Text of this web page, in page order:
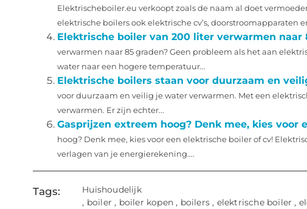
Elektrischeboiler.eu verkoopt zoals de naam al doet
elektrische boilers ook elektrische cv’s, doorstroomapparaten
Elektrische boiler van 200 liter verwarmen naar
verwarmen naar 85 graden? Geen probleem als het aan
water naar een hogere temperatuur...
Elektrische boilers staan voor duurzaam en
voor duurzaam en veilig je water verwarmen. Met een
verwarmen. Er zijn echter...
Gasprijzen extreem hoog? Denk mee, kies voor
hoog? Denk mee, kies voor een elektrische boiler of cv!
verlagen van je energierekening....
Tags:
Huishoudelijk
, boiler , boiler kopen, boilers, elektrische boiler ,